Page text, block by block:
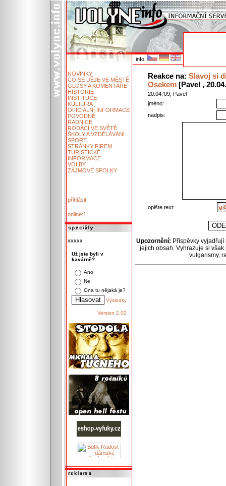
info:
NOVINKY
CO SE DĚJE VE MĚSTĚ
GLOSY A KOMENTÁŘE
HISTORIE
INSTITUCE
KULTURA
OFICIÁLNÍ INFORMACE
POVODNĚ
RADNICE
RODÁCI VE SVĚTĚ
ŠKOLY A VZDĚLÁVÁNÍ
SPORT
STRÁNKY FIREM
TURISTICKÉ
INFORMACE
VOLBY
ZÁJMOVÉ SPOLKY
přihlásit
online:1
xxxxx
Už jste byli v
kavárně?
Ano
Ne
Ona tu nějaká je?
Výsledky
Version 2.02
Reakce na: Slavoj si
Osekem[Pavel ,
20.04.'09, Pavel
jméno:
nadpis:
opište text:
Upozornění: Příspěvky
jejich obsah. Vyhrazuje si
vulgarismy,